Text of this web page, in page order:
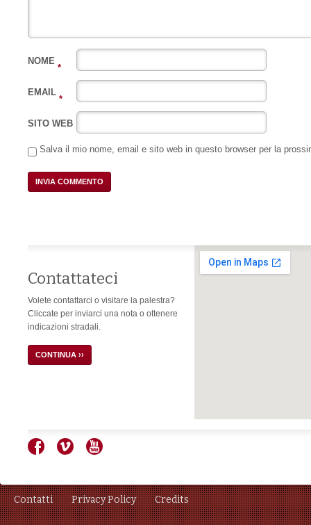
NOME
*
EMAIL
*
SITO WEB
Salva il mio nome, email e sito web in questo browser per la
Contattateci
Volete contattarci o visitare la palestra?
Cliccate per inviarci una nota o ottenere
indicazioni stradali.
CONTINUA ››
Contatti Privacy Policy Credits